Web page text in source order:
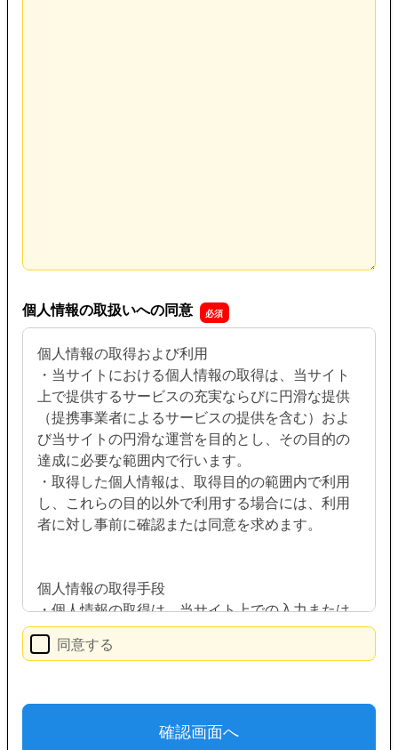
個人情報の取扱いへの同意
個人情報の取得および利用
・当サイトにおける個人情報の取得は、当サイト
上で提供するサービスの充実ならびに円滑な提供
（提携事業者によるサービスの提供を含む）およ
び当サイトの円滑な運営を目的とし、その目的の
達成に必要な範囲内で行います。
・取得した個人情報は、取得目的の範囲内で利用
し、これらの目的以外で利用する場合には、利用
者に対し事前に確認または同意を求めます。
個人情報の取得手段
・個人情報の取得は、当サイト上での入力または
書面等により取得を行います。当サイト上での個
人情報の取得にあたっては、ご提供時における確
同意する